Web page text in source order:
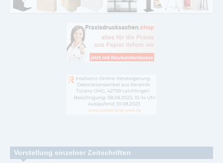
Vorstellung einzelner Zeitschriften